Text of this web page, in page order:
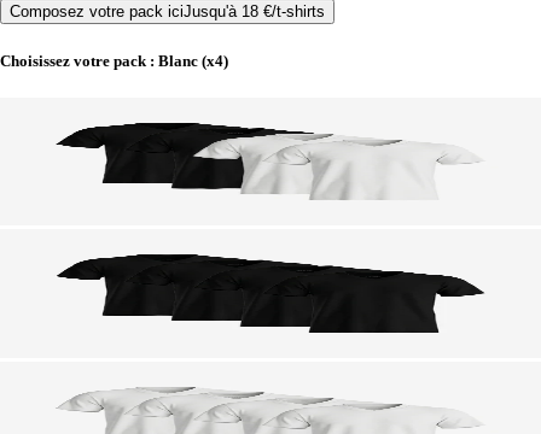
Composez votre pack iciJusqu'à 18 €/t-shirts
Choisissez votre pack : Blanc (x4)